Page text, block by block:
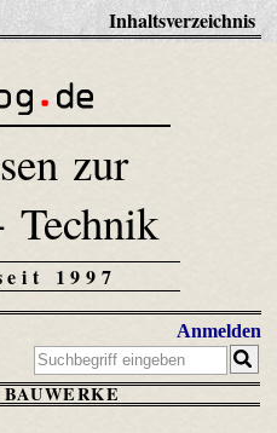
Inhaltsverzeichnis
zur
1997
Anmelden